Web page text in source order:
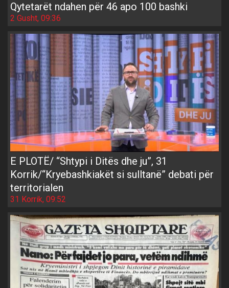
Qytetarët ndahen për 46 apo 100 bashki
2 Gusht, 09:36
E PLOTË/ “Shtypi i Ditës dhe ju”, 31
Korrik/“Kryebashkiakët si sulltanë” debati për
territorialen
31 Korrik, 09:52